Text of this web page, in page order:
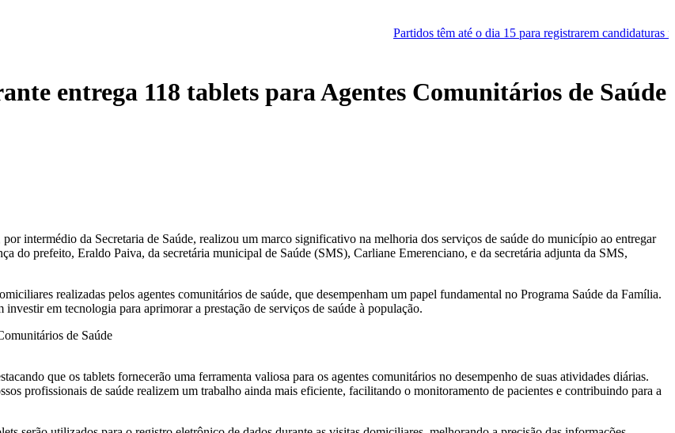
Partidos têm até o dia 15 para registrarem candidaturas nos tribunais
entrega 118 tablets para Agentes Comunitários de Saúde
por intermédio da Secretaria de Saúde, realizou um marco significativo na melhoria dos serviços de saúde do município ao entregar
do prefeito, Eraldo Paiva, da secretária municipal de Saúde (SMS), Carliane Emerenciano, e da secretária adjunta da SMS,
realizadas pelos agentes comunitários de saúde, que desempenham um papel fundamental no Programa Saúde da Família.
em tecnologia para aprimorar a prestação de serviços de saúde à população.
que os tablets fornecerão uma ferramenta valiosa para os agentes comunitários no desempenho de suas atividades diárias.
profissionais de saúde realizem um trabalho ainda mais eficiente, facilitando o monitoramento de pacientes e contribuindo para a